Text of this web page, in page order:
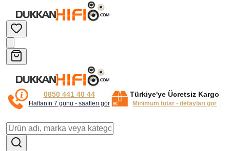
0850 441 40 44
Haftanın 7 günü - saatleri gör
Türkiye'ye Ücretsiz Kargo
Minimum tutar - detayları gör